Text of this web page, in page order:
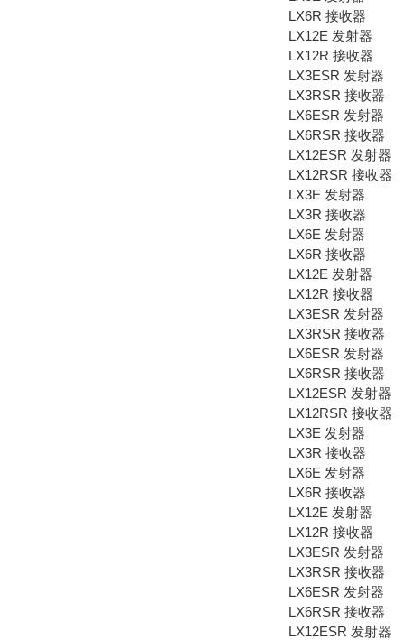
LX6R 接收器
LX12E 发射器
LX12R 接收器
LX3ESR 发射器
LX3RSR 接收器
LX6ESR 发射器
LX6RSR 接收器
LX12ESR 发射器
LX12RSR 接收器
LX3E 发射器
LX3R 接收器
LX6E 发射器
LX6R 接收器
LX12E 发射器
LX12R 接收器
LX3ESR 发射器
LX3RSR 接收器
LX6ESR 发射器
LX6RSR 接收器
LX12ESR 发射器
LX12RSR 接收器
LX3E 发射器
LX3R 接收器
LX6E 发射器
LX6R 接收器
LX12E 发射器
LX12R 接收器
LX3ESR 发射器
LX3RSR 接收器
LX6ESR 发射器
LX6RSR 接收器
LX12ESR 发射器